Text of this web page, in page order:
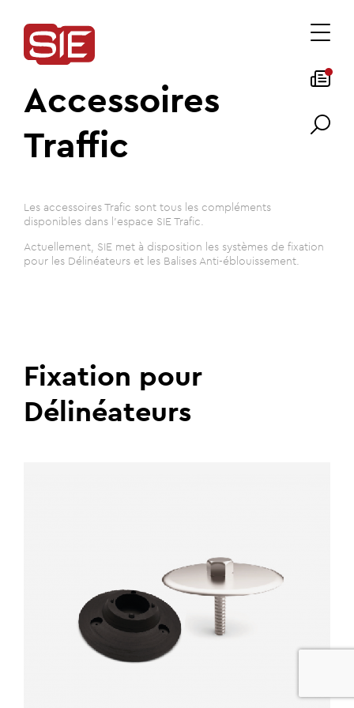
Accessoires
Traffic
Les accessoires Trafic sont tous les compléments
disponibles dans l'espace SIE Trafic.
Actuellement, SIE met à disposition les systèmes de fixation
pour les Délinéateurs et les Balises Anti-éblouissement.
Fixation pour
Délinéateurs